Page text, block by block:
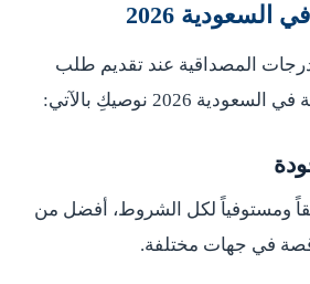
السعودية 2026
المصداقية عند تقديم طلب
2026 نوصيكِ بالآتي:
ومستوفياً لكل الشروط، أفضل من